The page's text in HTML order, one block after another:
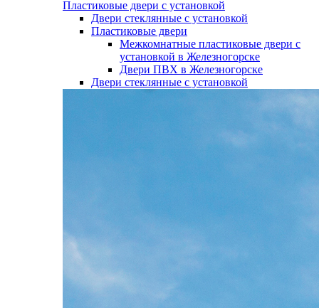
Пластиковые двери с установкой
Двери стеклянные с установкой
Пластиковые двери
Межкомнатные пластиковые двери с
установкой в Железногорске
Двери ПВХ в Железногорске
Двери стеклянные с установкой